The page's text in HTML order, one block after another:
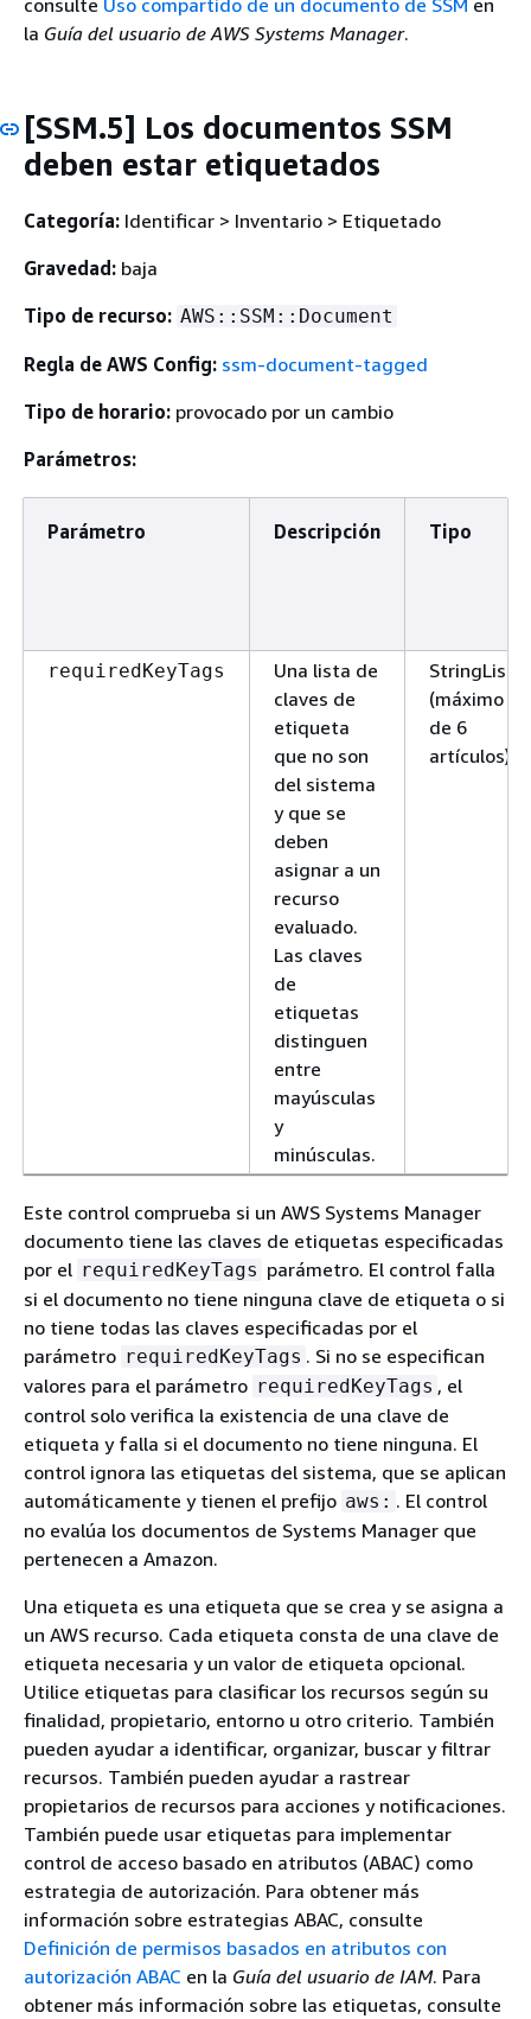
consulte Uso compartido de un documento de SSM en
la Guía del usuario de AWS Systems Manager.
[SSM.5] Los documentos SSM
deben estar etiquetados
Categoría: Identificar > Inventario > Etiquetado
Gravedad: baja
Tipo de recurso: AWS::SSM::Document
Regla de AWS Config: ssm-document-tagged
Tipo de horario: provocado por un cambio
Parámetros:
Parámetro Descripción Tipo
requiredKeyTags
Una lista de
claves de
etiqueta
que no son
del sistema
y que se
deben
asignar a un
recurso
evaluado.
Las claves
de
etiquetas
distinguen
entre
mayúsculas
y
minúsculas.
StringList
(máximo
de 6
artículos)
Este control comprueba si un AWS Systems Manager
documento tiene las claves de etiquetas especificadas
por el requiredKeyTags parámetro. El control falla
si el documento no tiene ninguna clave de etiqueta o si
no tiene todas las claves especificadas por el
parámetro requiredKeyTags . Si no se especifican
valores para el parámetro requiredKeyTags , el
control solo verifica la existencia de una clave de
etiqueta y falla si el documento no tiene ninguna. El
control ignora las etiquetas del sistema, que se aplican
automáticamente y tienen el prefijo aws: . El control
no evalúa los documentos de Systems Manager que
pertenecen a Amazon.
Una etiqueta es una etiqueta que se crea y se asigna a
un AWS recurso. Cada etiqueta consta de una clave de
etiqueta necesaria y un valor de etiqueta opcional.
Utilice etiquetas para clasificar los recursos según su
finalidad, propietario, entorno u otro criterio. También
pueden ayudar a identificar, organizar, buscar y filtrar
recursos. También pueden ayudar a rastrear
propietarios de recursos para acciones y notificaciones.
También puede usar etiquetas para implementar
control de acceso basado en atributos (ABAC) como
estrategia de autorización. Para obtener más
información sobre estrategias ABAC, consulte
Definición de permisos basados en atributos con
autorización ABAC en la Guía del usuario de IAM. Para
obtener más información sobre las etiquetas, consulte